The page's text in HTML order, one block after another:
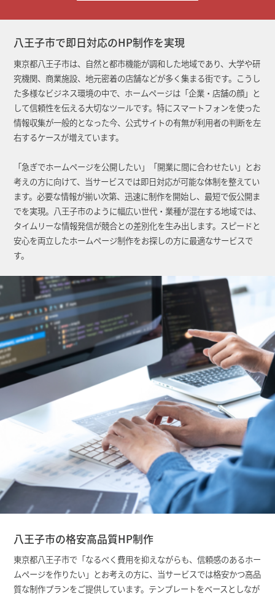
八王子市で即日対応のHP制作を実現
東京都八王子市は、自然と都市機能が調和した地域であり、大学や研
究機関、商業施設、地元密着の店舗などが多く集まる街です。こうし
た多様なビジネス環境の中で、ホームページは「企業・店舗の顔」と
して信頼性を伝える大切なツールです。特にスマートフォンを使った
情報収集が一般的となった今、公式サイトの有無が利用者の判断を左
右するケースが増えています。
「急ぎでホームページを公開したい」「開業に間に合わせたい」とお
考えの方に向けて、当サービスでは即日対応が可能な体制を整えてい
ます。必要な情報が揃い次第、迅速に制作を開始し、最短で仮公開ま
でを実現。八王子市のように幅広い世代・業種が混在する地域では、
タイムリーな情報発信が競合との差別化を生み出します。スピードと
安心を両立したホームページ制作をお探しの方に最適なサービスで
す。
八王子市の格安高品質HP制作
東京都八王子市で「なるべく費用を抑えながらも、信頼感のあるホー
ムページを作りたい」とお考えの方に、当サービスでは格安かつ高品
質な制作プランをご提供しています。テンプレートをベースとしなが